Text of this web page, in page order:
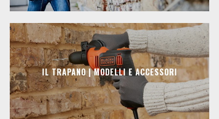
IL TRAPANO | MODELLI E ACCESSORI